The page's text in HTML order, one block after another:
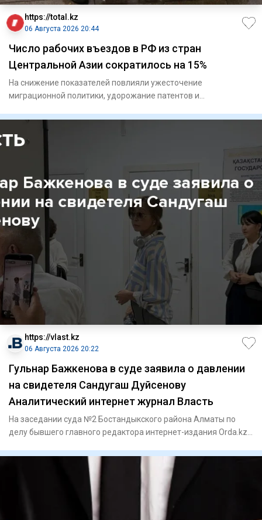
https://total.kz
06 Августа 2026 20:44
Число рабочих въездов в РФ из стран
Центральной Азии сократилось на 15%
На снижение показателей повлияли ужесточение
миграционной политики, удорожание патентов и
https://vlast.kz
06 Августа 2026 20:22
Гульнар Бажкенова в суде заявила о давлении
на свидетеля Сандугаш Дуйсенову
Аналитический интернет журнал Власть
На заседании суда №2 Бостандыкского района Алматы по
делу бывшего главного редактора интернет-издания Orda.kz